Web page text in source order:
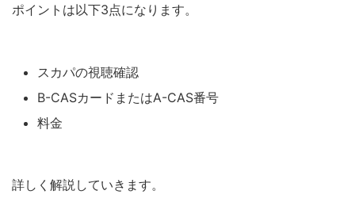
ポイントは以下3点になります。
スカパの視聴確認
B-CASカードまたはA-CAS番号
料金
詳しく解説していきます。